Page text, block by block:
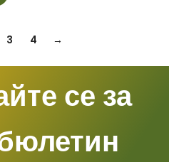
3 4 →
се за